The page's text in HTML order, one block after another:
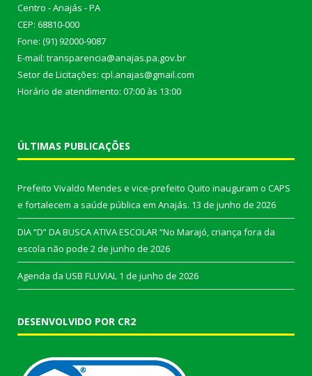
Centro - Anajás - PA
CEP: 68810-000
Fone: (91) 92000-9087
E-mail: transparencia@anajas.pa.gov.br
Setor de Licitações: cpl.anajas@gmail.com
Horário de atendimento: 07:00 às 13:00
ÚLTIMAS PUBLICAÇÕES
Prefeito Vivaldo Mendes e vice-prefeito Quito inauguram o CAPS
e fortalecem a saúde pública em Anajás. 13 de junho de 2026
DIA “D” DA BUSCA ATIVA ESCOLAR “No Marajó, criança fora da
escola não pode 2 de junho de 2026
Agenda da USB FLUVIAL 1 de junho de 2026
DESENVOLVIDO POR CR2